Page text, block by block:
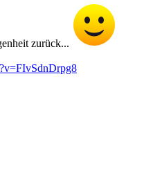
zurück...